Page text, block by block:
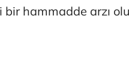
bir hammadde arzı